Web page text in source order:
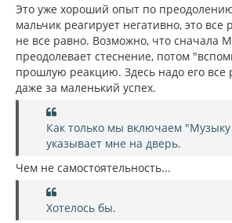
Это уже хороший опыт по
мальчик реагирует негативно, это все
не все равно. Возможно, что сначала
преодолевает стеснение, потом
прошлую реакцию. Здесь надо его все
даже за маленький успех.
Как только мы включаем
указывает мне на дверь.
Чем не самостоятельность...
Хотелось бы.